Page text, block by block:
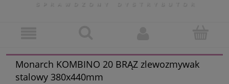
Monarch KOMBINO 20 BRĄZ zlewozmywak
stalowy 380x440mm